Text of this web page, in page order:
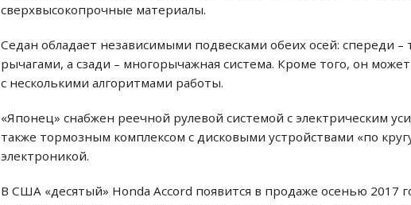
сверхвысокопрочные материалы.
Седан обладает независимыми подвесками обеих осей: спереди
рычагами, а сзади – многорычажная система. Кроме того, он
с несколькими алгоритмами работы.
«Японец» снабжен реечной рулевой системой с электрическим
также тормозным комплексом с дисковыми устройствами «по
электроникой.
В США «десятый» Honda Accord появится в продаже осенью 2017